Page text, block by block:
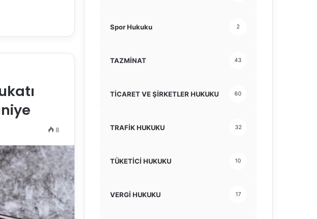
8
Spor Hukuku 2
TAZMİNAT 43
TİCARET VE ŞİRKETLER HUKUKU 60
TRAFİK HUKUKU 32
TÜKETİCİ HUKUKU 10
VERGİ HUKUKU 17